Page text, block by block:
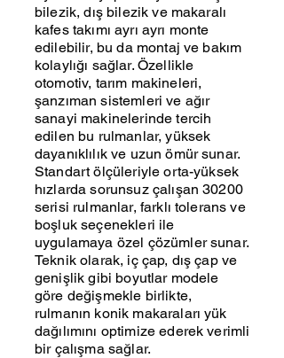
bilezik, dış bilezik ve makaralı
kafes takımı ayrı ayrı monte
edilebilir, bu da montaj ve bakım
kolaylığı sağlar. Özellikle
otomotiv, tarım makineleri,
şanzıman sistemleri ve ağır
sanayi makinelerinde tercih
edilen bu rulmanlar, yüksek
dayanıklılık ve uzun ömür sunar.
Standart ölçüleriyle orta-yüksek
hızlarda sorunsuz çalışan 30200
serisi rulmanlar, farklı tolerans ve
boşluk seçenekleri ile
uygulamaya özel çözümler sunar.
Teknik olarak, iç çap, dış çap ve
genişlik gibi boyutlar modele
göre değişmekle birlikte,
rulmanın konik makaraları yük
dağılımını optimize ederek verimli
bir çalışma sağlar.